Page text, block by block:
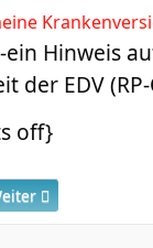
Hinweis
der EDV
off}
Beitrag: